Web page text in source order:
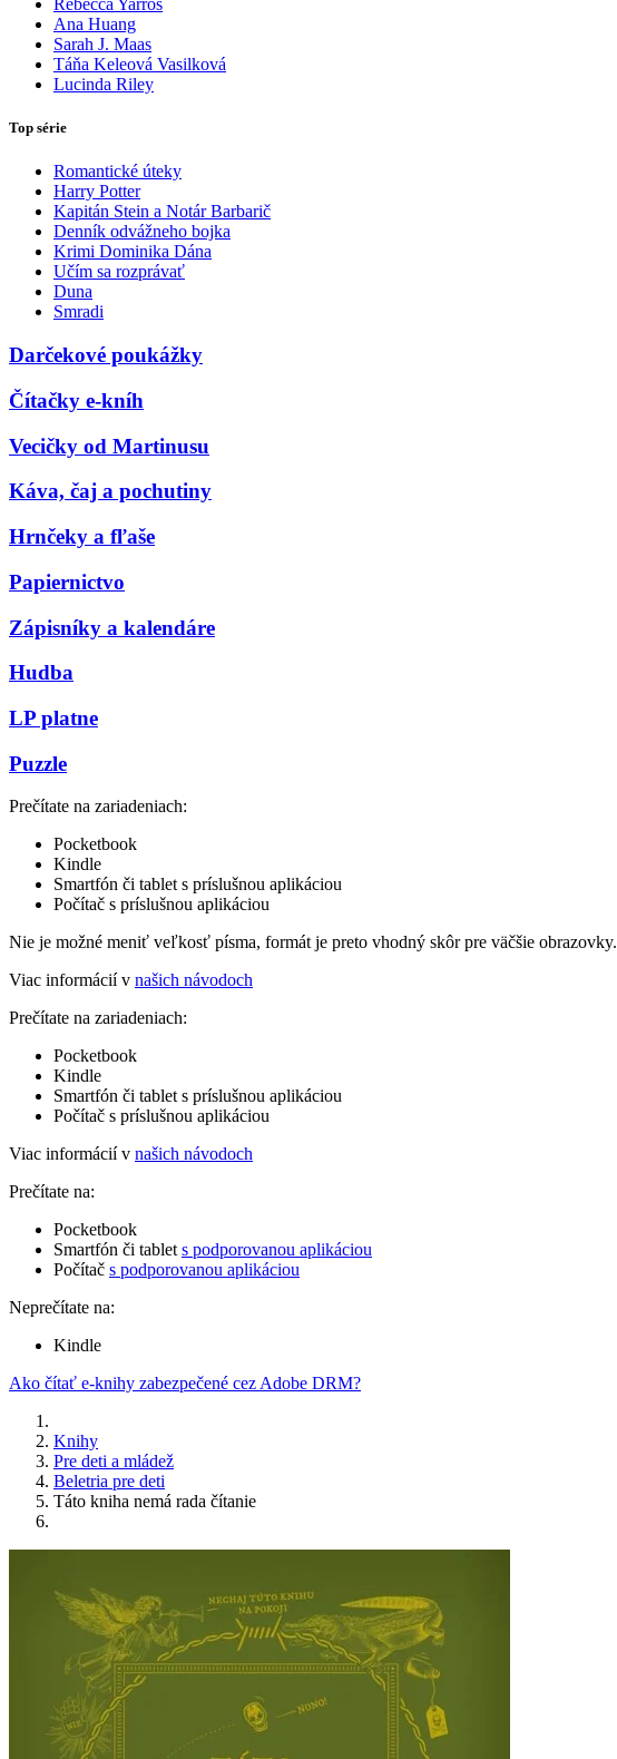
Rebecca Yarros
Ana Huang
Sarah J. Maas
Táňa Keleová Vasilková
Lucinda Riley
Top série
Romantické úteky
Harry Potter
Kapitán Stein a Notár Barbarič
Denník odvážneho bojka
Krimi Dominika Dána
Učím sa rozprávať
Duna
Smradi
Darčekové poukážky
Čítačky e-kníh
Vecičky od Martinusu
Káva, čaj a pochutiny
Hrnčeky a fľaše
Papiernictvo
Zápisníky a kalendáre
Hudba
LP platne
Puzzle
Prečítate na zariadeniach:
Pocketbook
Kindle
Smartfón či tablet s príslušnou aplikáciou
Počítač s príslušnou aplikáciou
Nie je možné meniť veľkosť písma, formát je preto vhodný skôr pre väčšie obrazovky.
Viac informácií v našich návodoch
Prečítate na zariadeniach:
Pocketbook
Kindle
Smartfón či tablet s príslušnou aplikáciou
Počítač s príslušnou aplikáciou
Viac informácií v našich návodoch
Prečítate na:
Pocketbook
Smartfón či tablet s podporovanou aplikáciou
Počítač s podporovanou aplikáciou
Neprečítate na:
Kindle
Ako čítať e-knihy zabezpečené cez Adobe DRM?
Knihy
Pre deti a mládež
Beletria pre deti
Táto kniha nemá rada čítanie